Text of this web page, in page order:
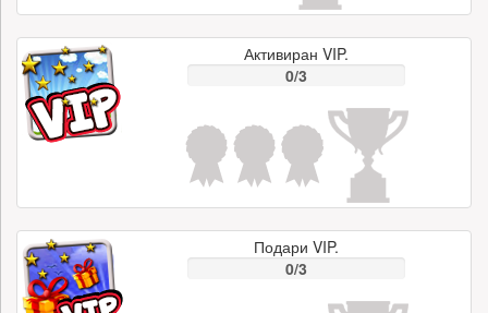
Активиран VIP.
0/3
Подари VIP.
0/3